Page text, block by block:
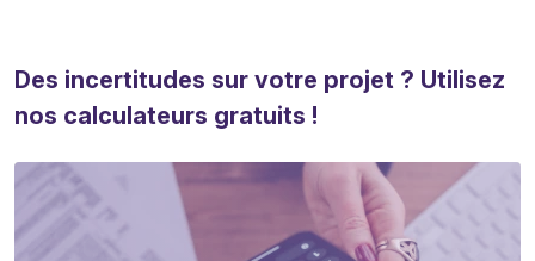
Des incertitudes sur votre projet ? Utilisez
nos calculateurs gratuits !